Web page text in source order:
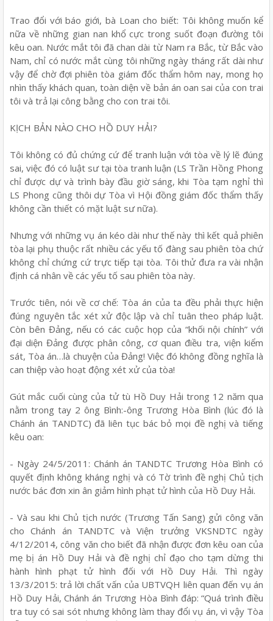
Trao đổi với báo giới, bà Loan cho biết: Tôi không muốn kể
nữa về những gian nan khổ cực trong suốt đoạn đường tôi
kêu oan. Nước mắt tôi đã chan dài từ Nam ra Bắc, từ Bắc vào
Nam, chỉ có nước mắt cùng tôi những ngày tháng rất dài như
vậy để chờ đợi phiên tòa giám đốc thẩm hôm nay, mong họ
nhìn thấy khách quan, toàn diện về bản án oan sai của con trai
tôi và trả lại công bằng cho con trai tôi.
KỊCH BẢN NÀO CHO HỒ DUY HẢI?
Tôi không có đủ chứng cứ để tranh luận với tòa về lý lẽ đúng
sai, việc đó có luật sư tại tòa tranh luận (LS Trần Hồng Phong
chỉ được dự và trình bày đầu giờ sáng, khi Tòa tạm nghỉ thì
LS Phong cũng thôi dự Tòa vì Hội đồng giám đốc thẩm thấy
không cần thiết có mặt luật sư nữa).
Nhưng với những vụ án kéo dài như thế này thì kết quả phiên
tòa lại phụ thuộc rất nhiều các yếu tố đàng sau phiên tòa chứ
không chỉ chứng cứ trực tiếp tại tòa. Tôi thử đưa ra vài nhận
định cá nhân về các yếu tố sau phiên tòa này.
Trước tiên, nói về cơ chế: Tòa án của ta đều phải thực hiện
đúng nguyên tắc xét xử độc lập và chỉ tuân theo pháp luật.
Còn bên Đảng, nếu có các cuộc họp của “khối nội chính” với
đại diện Đảng được phân công, cơ quan điều tra, viện kiểm
sát, Tòa án…là chuyện của Đảng! Việc đó không đồng nghĩa là
can thiệp vào hoạt động xét xử của tòa!
Gút mắc cuối cùng của tử tù Hồ Duy Hải trong 12 năm qua
nằm trong tay 2 ông Bình:-ông Trương Hòa Bình (lúc đó là
Chánh án TANDTC) đã liên tục bác bỏ mọi đề nghị và tiếng
kêu oan:
- Ngày 24/5/2011: Chánh án TANDTC Trương Hòa Bình có
quyết định không kháng nghị và có Tờ trình đề nghị Chủ tịch
nước bác đơn xin ân giảm hình phạt tử hình của Hồ Duy Hải.
- Và sau khi Chủ tịch nước (Trương Tấn Sang) gửi công văn
cho Chánh án TANDTC và Viện trưởng VKSNDTC ngày
4/12/2014, công văn cho biết đã nhận được đơn kêu oan của
mẹ bị án Hồ Duy Hải và đề nghị chỉ đạo cho tạm dừng thi
hành hình phạt tử hình đối với Hồ Duy Hải. Thì ngày
13/3/2015: trả lời chất vấn của UBTVQH liên quan đến vụ án
Hồ Duy Hải, Chánh án Trương Hòa Bình đáp: “Quá trình điều
tra tuy có sai sót nhưng không làm thay đổi vụ án, vì vậy Tòa